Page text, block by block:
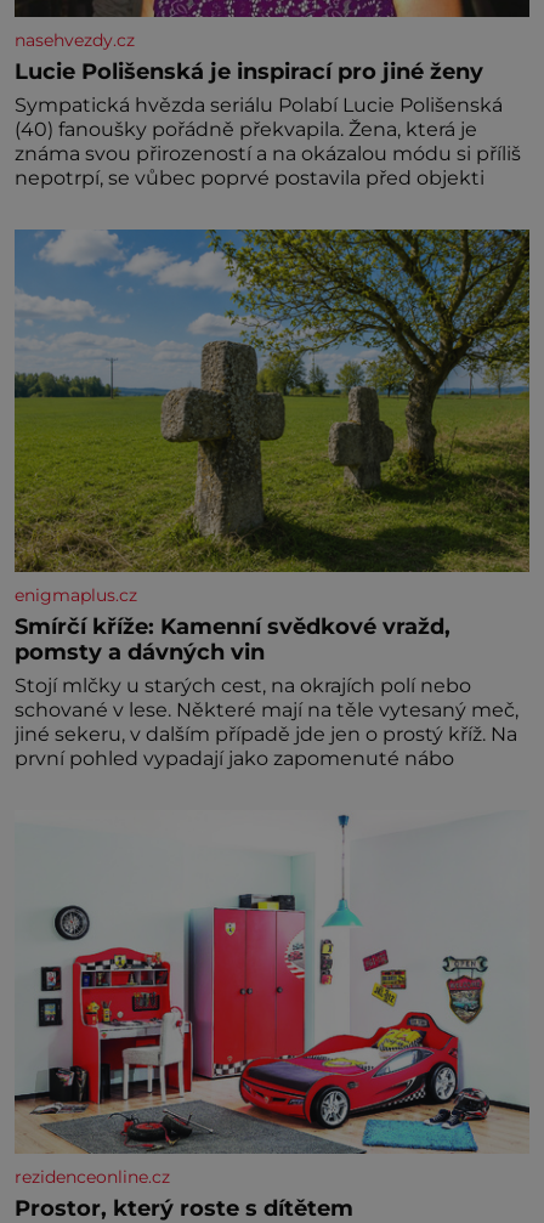
nasehvezdy.cz
Lucie Polišenská je inspirací pro jiné ženy
Sympatická hvězda seriálu Polabí Lucie Polišenská
(40) fanoušky pořádně překvapila. Žena, která je
známa svou přirozeností a na okázalou módu si příliš
nepotrpí, se vůbec poprvé postavila před objekti
enigmaplus.cz
Smírčí kříže: Kamenní svědkové vražd,
pomsty a dávných vin
Stojí mlčky u starých cest, na okrajích polí nebo
schované v lese. Některé mají na těle vytesaný meč,
jiné sekeru, v dalším případě jde jen o prostý kříž. Na
první pohled vypadají jako zapomenuté nábo
rezidenceonline.cz
Prostor, který roste s dítětem